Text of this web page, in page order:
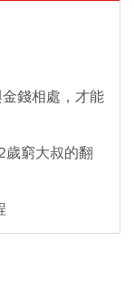
錢相處，才能
歲窮大叔的翻